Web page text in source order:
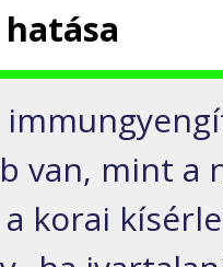
van, mint a
korai